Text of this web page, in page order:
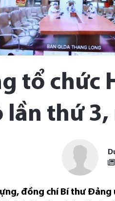
tổ chức
thứ
đồng chí Bí thư